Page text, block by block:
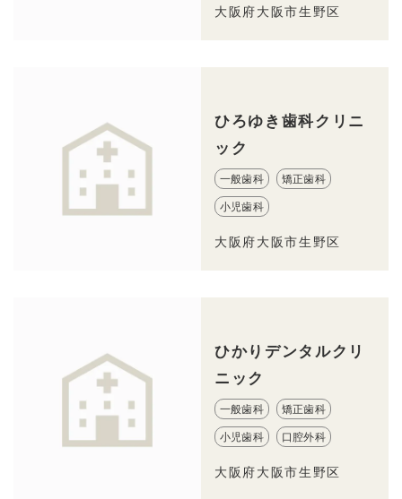
大阪府大阪市生野区
ひろゆき歯科クリニ
ック
一般歯科 矯正歯科
小児歯科
大阪府大阪市生野区
ひかりデンタルクリ
ニック
一般歯科 矯正歯科
小児歯科 口腔外科
大阪府大阪市生野区